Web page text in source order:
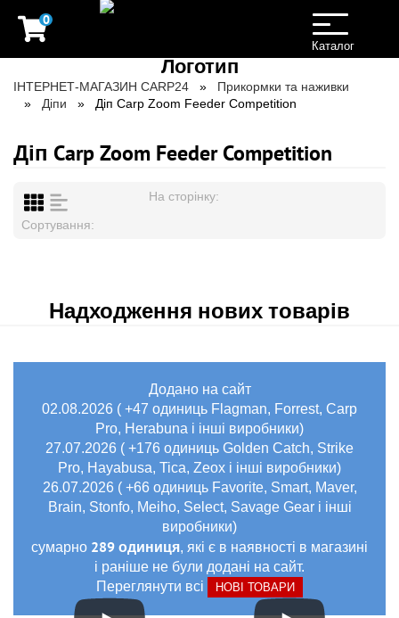
0
Toggle
navigation
Каталог
ІНТЕРНЕТ-МАГАЗИН CARP24
Прикормки та наживки
Діпи
Діп Carp Zoom Feeder Competition
Діп Carp Zoom Feeder Competition
На сторінку:
Сортування:
Надходження нових товарів
Додано на сайт
02.08.2026 ( +47 одиниць Flagman, Forrest, Carp
Pro, Herabuna і інші виробники)
27.07.2026 ( +176 одиниць Golden Catch, Strike
Pro, Hayabusa, Tica, Zeox і інші виробники)
26.07.2026 ( +66 одиниць Favorite, Smart, Maver,
Brain, Stonfo, Meiho, Select, Savage Gear і інші
виробники)
сумарно 289 одиниця, які є в наявності в магазині
і раніше не були додані на сайт.
Переглянути всі
НОВІ ТОВАРИ